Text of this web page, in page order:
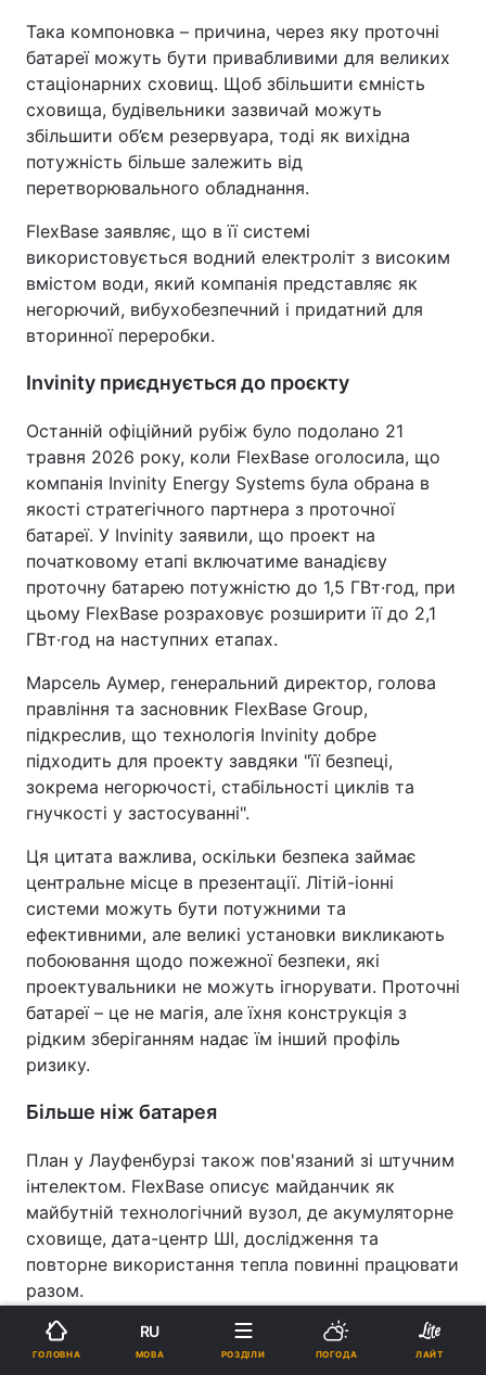
Така компоновка – причина, через яку проточні
батареї можуть бути привабливими для великих
стаціонарних сховищ. Щоб збільшити ємність
сховища, будівельники зазвичай можуть
збільшити об’єм резервуара, тоді як вихідна
потужність більше залежить від
перетворювального обладнання.
FlexBase заявляє, що в її системі
використовується водний електроліт з високим
вмістом води, який компанія представляє як
негорючий, вибухобезпечний і придатний для
вторинної переробки.
Invinity приєднується до проєкту
Останній офіційний рубіж було подолано 21
травня 2026 року, коли FlexBase оголосила, що
компанія Invinity Energy Systems була обрана в
якості стратегічного партнера з проточної
батареї. У Invinity заявили, що проект на
початковому етапі включатиме ванадієву
проточну батарею потужністю до 1,5 ГВт·год, при
цьому FlexBase розраховує розширити її до 2,1
ГВт·год на наступних етапах.
Марсель Аумер, генеральний директор, голова
правління та засновник FlexBase Group,
підкреслив, що технологія Invinity добре
підходить для проекту завдяки "її безпеці,
зокрема негорючості, стабільності циклів та
гнучкості у застосуванні".
Ця цитата важлива, оскільки безпека займає
центральне місце в презентації. Літій-іонні
системи можуть бути потужними та
ефективними, але великі установки викликають
побоювання щодо пожежної безпеки, які
проектувальники не можуть ігнорувати. Проточні
батареї – це не магія, але їхня конструкція з
рідким зберіганням надає їм інший профіль
ризику.
Більше ніж батарея
План у Лауфенбурзі також пов'язаний зі штучним
інтелектом. FlexBase описує майданчик як
майбутній технологічний вузол, де акумуляторне
сховище, дата-центр ШІ, дослідження та
повторне використання тепла повинні працювати
разом.
Останній елемент може звучати менш ефектно,
але він може мати важливе значення на
ГОЛОВНА
RU
МОВА РОЗДІЛИ ПОГОДА ЛАЙТ